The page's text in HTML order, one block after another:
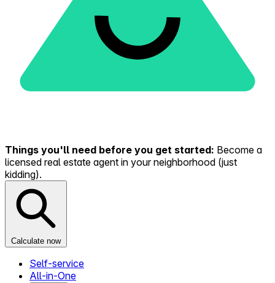
Things you'll need before you get started: Become a
licensed real estate agent in your neighborhood (just
kidding).
Calculate now
Self-service
All-in-One